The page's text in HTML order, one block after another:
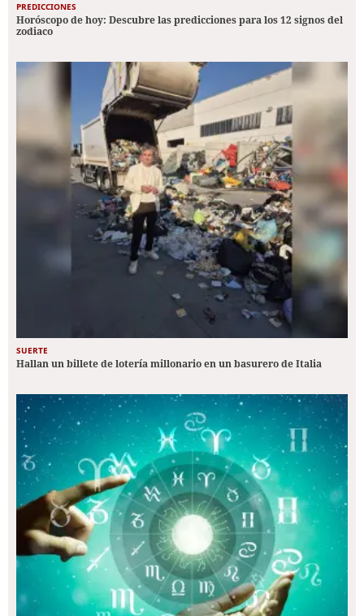
PREDICCIONES
Horóscopo de hoy: Descubre las predicciones para los 12 signos del
zodiaco
SUERTE
Hallan un billete de lotería millonario en un basurero de Italia